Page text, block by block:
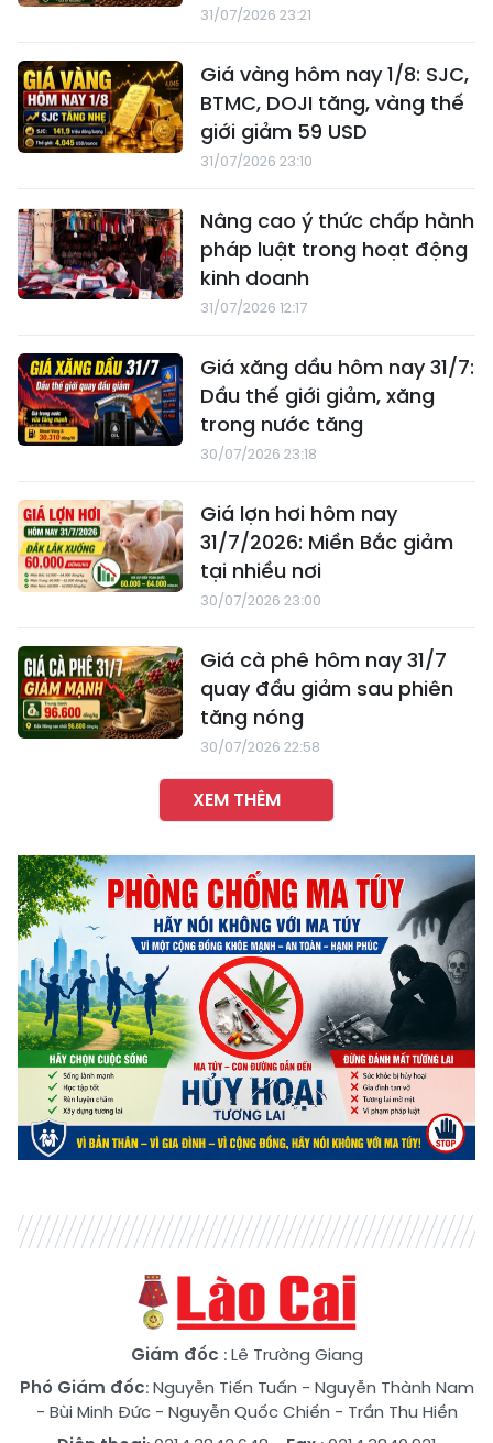
31/07/2026 23:21
Giá vàng hôm nay 1/8: SJC,
BTMC, DOJI tăng, vàng thế
giới giảm 59 USD
31/07/2026 23:10
Nâng cao ý thức chấp hành
pháp luật trong hoạt động
kinh doanh
31/07/2026 12:17
Giá xăng dầu hôm nay 31/7:
Dầu thế giới giảm, xăng
trong nước tăng
30/07/2026 23:18
Giá lợn hơi hôm nay
31/7/2026: Miền Bắc giảm
tại nhiều nơi
30/07/2026 23:00
Giá cà phê hôm nay 31/7
quay đầu giảm sau phiên
tăng nóng
30/07/2026 22:58
XEM THÊM
Giám đốc : Lê Trường Giang
Phó Giám đốc:Nguyễn Tiến Tuấn - Nguyễn Thành Nam
- Bùi Minh Đức- Nguyễn Quốc Chiến - Trần Thu Hiền